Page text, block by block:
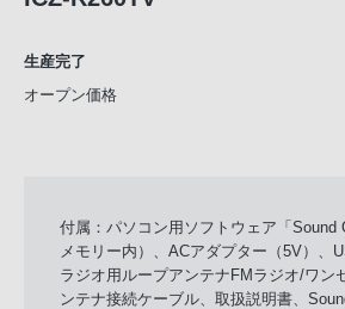
生産完了
オープン価格
付属：パソコン用ソフトウェア「Sound
メモリー内）、ACアダプター（5V）、
ラジオ用ループアンテナFMラジオ/ワン
ンテナ接続ケーブル、取扱説明書、